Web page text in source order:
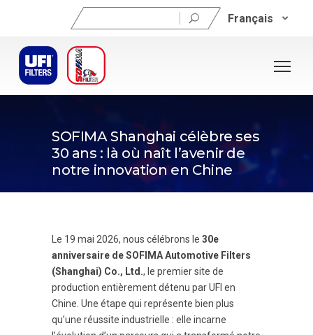
Rechercher : Français
SOFIMA Shanghai célèbre ses
30 ans : là où naît l’avenir de
notre innovation en Chine
20 mai 2026
Le 19 mai 2026, nous célébrons le 30e
anniversaire de SOFIMA Automotive Filters
(Shanghai) Co., Ltd., le premier site de
production entièrement détenu par UFI en
Chine. Une étape qui représente bien plus
qu’une réussite industrielle : elle incarne